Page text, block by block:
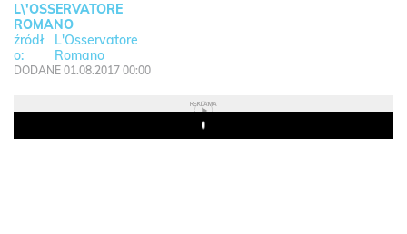
L\'OSSERVATORE
ROMANO
L'Osservatore
Romano
DODANE 01.08.2017 00:00
REKLAMA
Play